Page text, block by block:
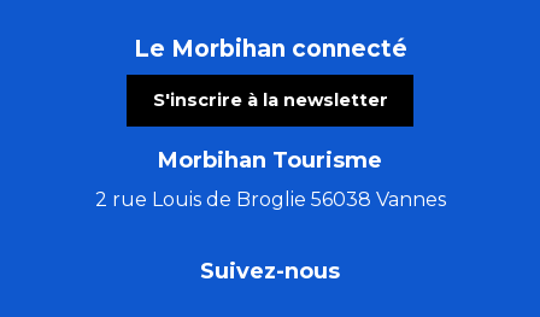
Le Morbihan connecté
S'inscrire à la newsletter
Morbihan Tourisme
2 rue Louis de Broglie 56038 Vannes
Suivez-nous